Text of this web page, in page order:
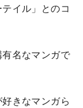
イル」とのコ
名なマンガで
きなマンガら